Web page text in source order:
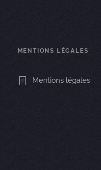
MENTIONS LÉGALES
Mentions légales